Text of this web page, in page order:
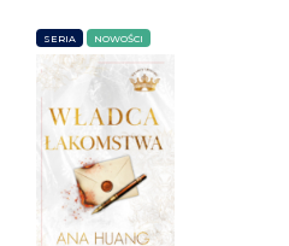
SERIA NOWOŚCI